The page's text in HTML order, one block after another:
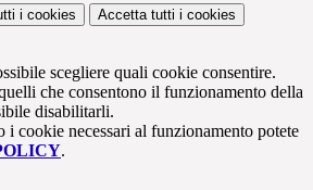
i cookies Accetta tutti i cookies
scegliere quali cookie consentire.
che consentono il funzionamento della
disabilitarli.
i cookie necessari al funzionamento potete
.